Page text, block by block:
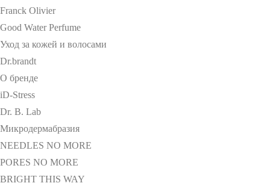
Franck Olivier
Good Water Perfume
Уход за кожей и волосами
Dr.brandt
О бренде
iD-Stress
Dr. B. Lab
Микродермабразия
NEEDLES NO MORE
PORES NO MORE
BRIGHT THIS WAY